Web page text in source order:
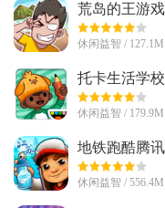
荒岛的王游
休闲益智 /
托卡生活学
免费版
休闲益智 / 179.9M
地铁跑酷腾
休闲益智 /